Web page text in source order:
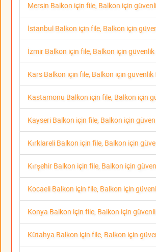
Mersin Balkon için file, Balkon için
İstanbul Balkon için file, Balkon için
İzmir Balkon için file, Balkon için
Kars Balkon için file, Balkon için güvenlik
Kastamonu Balkon için file, Balkon için
Kayseri Balkon için file, Balkon için
Kırklareli Balkon için file, Balkon için
Kırşehir Balkon için file, Balkon için
Kocaeli Balkon için file, Balkon için
Konya Balkon için file, Balkon için
Kütahya Balkon için file, Balkon için